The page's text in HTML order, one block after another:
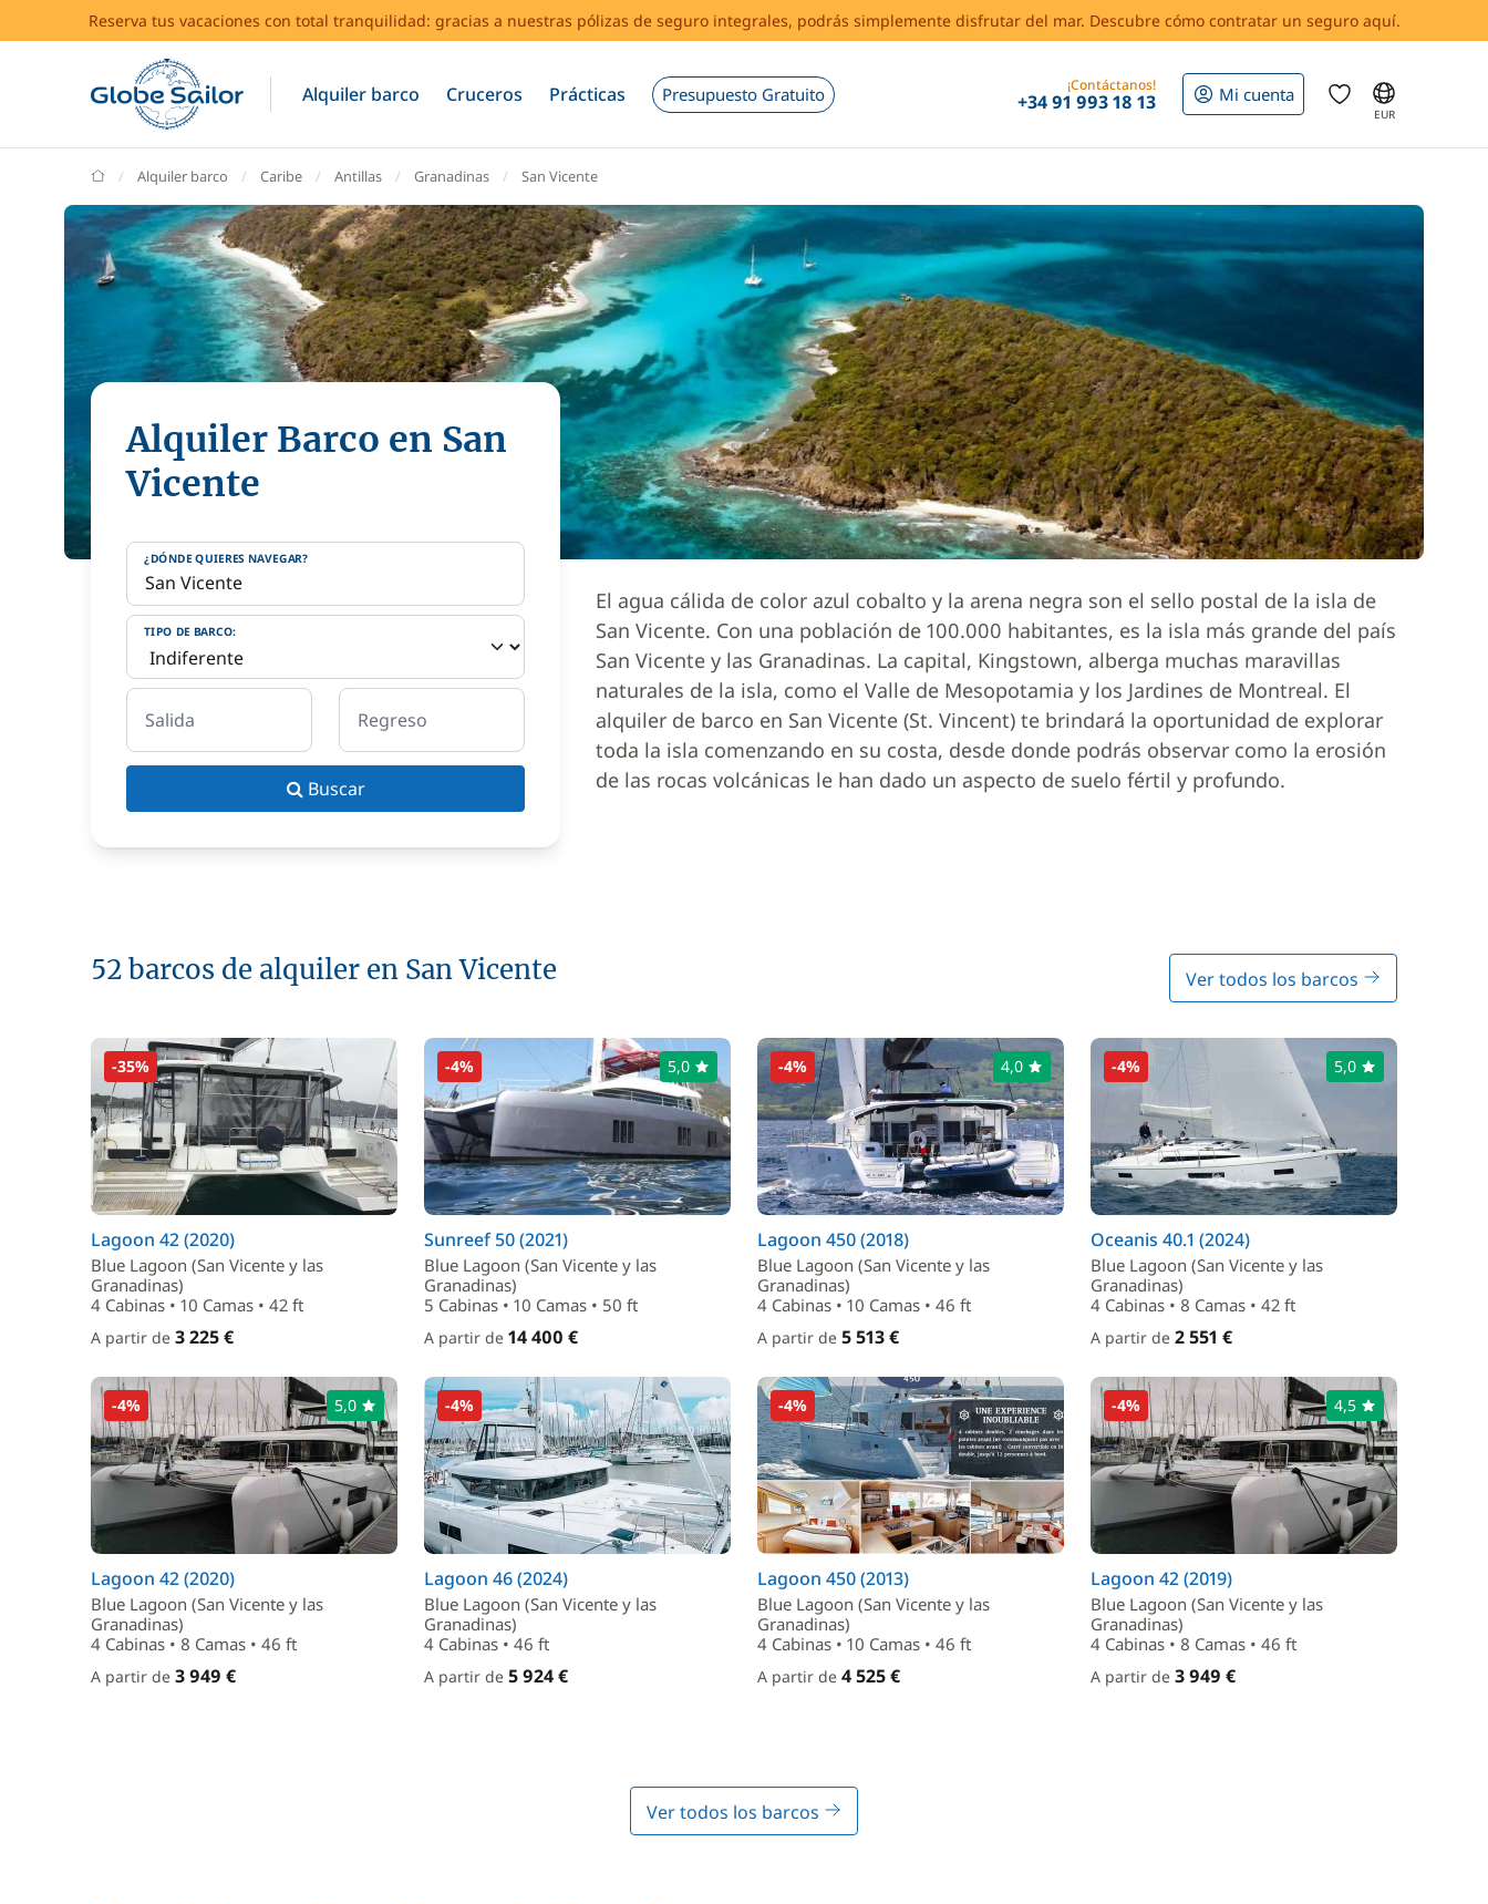
Reserva tus vacaciones con total tranquilidad: gracias a nuestras pólizas de seguro integrales, podrás simplemente disfrutar del mar. Descubre cómo contratar un seguro aquí.
Alquiler barco Cruceros Prácticas Presupuesto Gratuito ¡Contáctanos!
+34 91 993 18 13 Mi cuenta
EUR
GlobeSailor
Alquiler barco Caribe Antillas Granadinas San Vicente
Alquiler Barco en San
Vicente
¿DÓNDE QUIERES NAVEGAR?
TIPO DE BARCO:
Salida Regreso
Buscar
El agua cálida de color azul cobalto y la arena negra son el sello postal de la isla de
San Vicente. Con una población de 100.000 habitantes, es la isla más grande del país
San Vicente y las Granadinas. La capital, Kingstown, alberga muchas maravillas
naturales de la isla, como el Valle de Mesopotamia y los Jardines de Montreal. El
alquiler de barco en San Vicente (St. Vincent) te brindará la oportunidad de explorar
toda la isla comenzando en su costa, desde donde podrás observar como la erosión
de las rocas volcánicas le han dado un aspecto de suelo fértil y profundo.
52 barcos de alquiler en San Vicente Ver todos los barcos
-35%
Lagoon 42 (2020)
Blue Lagoon (San Vicente y las
Granadinas)
4 Cabinas • 10 Camas • 42 ft
A partir de 3 225 €
-4% 5,0
Sunreef 50 (2021)
Blue Lagoon (San Vicente y las
Granadinas)
5 Cabinas • 10 Camas • 50 ft
A partir de 14 400 €
-4% 4,0
Lagoon 450 (2018)
Blue Lagoon (San Vicente y las
Granadinas)
4 Cabinas • 10 Camas • 46 ft
A partir de 5 513 €
-4% 5,0
Oceanis 40.1 (2024)
Blue Lagoon (San Vicente y las
Granadinas)
4 Cabinas • 8 Camas • 42 ft
A partir de 2 551 €
-4% 5,0
Lagoon 42 (2020)
Blue Lagoon (San Vicente y las
Granadinas)
4 Cabinas • 8 Camas • 46 ft
A partir de 3 949 €
-4%
Lagoon 46 (2024)
Blue Lagoon (San Vicente y las
Granadinas)
4 Cabinas • 46 ft
A partir de 5 924 €
-4%
Lagoon 450 (2013)
Blue Lagoon (San Vicente y las
Granadinas)
4 Cabinas • 10 Camas • 46 ft
A partir de 4 525 €
-4% 4,5
Lagoon 42 (2019)
Blue Lagoon (San Vicente y las
Granadinas)
4 Cabinas • 8 Camas • 46 ft
A partir de 3 949 €
Ver todos los barcos